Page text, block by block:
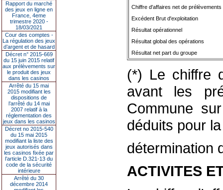
Rapport du marché
des jeux en ligne en
France, 4eme
trimestre 2020 -
18/03/2021
Cour des comptes -
La régulation des jeux
d’argent et de hasard
Décret n° 2015-669
du 15 juin 2015 relatif
aux prélèvements sur
le produit des jeux
dans les casinos
Arrêté du 15 mai
2015 modifiant les
dispositions de
l’arrêté du 14 mai
2007 relatif à la
réglementation des
jeux dans les casinos
Décret no 2015-540
du 15 mai 2015
modifiant la liste des
jeux autorisés dans
les casinos fixée par
l’article D.321-13 du
code de la sécurité
intérieure
Arrêté du 30
décembre 2014
Chiffre d'affaires net de prélèvements
Excédent Brut d'exploitation
Résultat opérationnel
Résultat global des opérations
Résultat net part du groupe
(*) Le chiffre
avant les
Commune
déduits pour la
détermination
ACTIVITES